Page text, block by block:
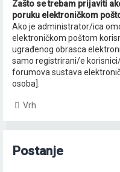
Zašto se trebam prijaviti
poruku elektroničkom
Ako je administrator/ica
elektroničkom poštom
ugrađenog obrasca
samo registrirani/e
forumova sustava
osoba].
Vrh
Postanje